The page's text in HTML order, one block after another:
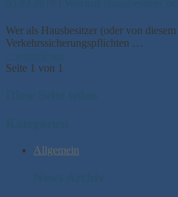
Wer als Hausbesitzer (oder von
Verkehrssicherungspflichten …
Seite 1 von 1
Allgemein